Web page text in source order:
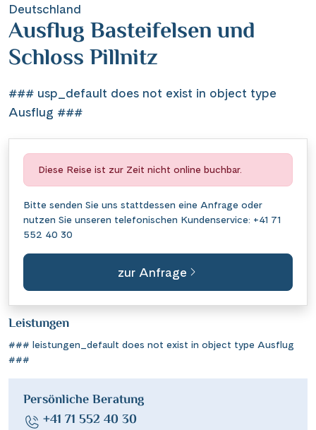
Deutschland
Ausflug Basteifelsen und
Schloss Pillnitz
### usp_default does not exist in object type
Ausflug ###
Diese Reise ist zur Zeit nicht online buchbar.
Bitte senden Sie uns stattdessen eine Anfrage oder
nutzen Sie unseren telefonischen Kundenservice: +41 71
552 40 30
zur Anfrage
Leistungen
### leistungen_default does not exist in object type Ausflug
###
Persönliche Beratung
+41 71 552 40 30